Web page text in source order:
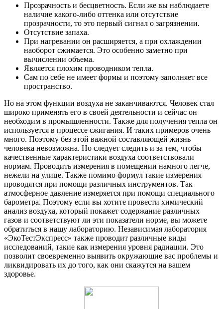
Прозрачность и бесцветность. Если же вы наблюдаете
наличие какого-либо оттенка или отсутствие
прозрачности, то это первый сигнал о загрязнении.
Отсутствие запаха.
При нагревании он расширяется, а при охлаждении
наоборот сжимается. Это особенно заметно при
вычислении объема.
Является плохим проводником тепла.
Сам по себе не имеет формы и поэтому заполняет все
пространство.
Но на этом функции воздуха не заканчиваются. Человек стал
широко применять его в своей деятельности и сейчас он
необходим в промышленности. Также для получения тепла он
используется в процессе сжигания. И таких примеров очень
много. Поэтому без этой важной составляющей жизнь
человека невозможна. Но следует следить и за тем, чтобы
качественные характеристики воздуха соответствовали
нормам. Проводить измерения в помещении намного легче,
нежели на улице. Также помимо формул такие измерения
проводятся при помощи различных инструментов. Так
атмосферное давление измеряется при помощи специального
барометра. Поэтому если вы хотите провести химический
анализ воздуха, который покажет содержание различных
газов и соответствуют ли эти показатели норме, вы можете
обратиться в нашу лабораторию. Независимая лаборатория
«ЭкоТестЭкспресс» также проводит различные виды
исследований, такие как измерения уровня радиации. Это
позволит своевременно выявить окружающие вас проблемы и
ликвидировать их до того, как они скажутся на вашем
здоровье.